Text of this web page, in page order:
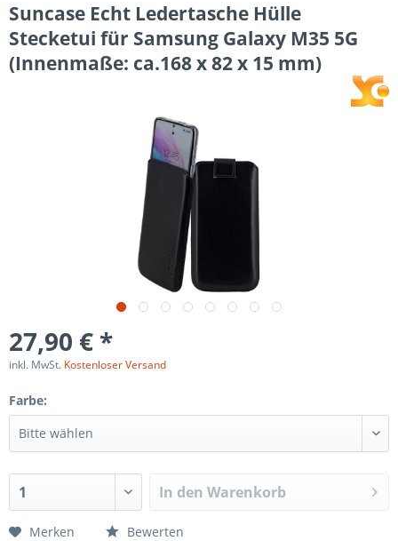
Suncase Echt Ledertasche Hülle
Stecketui für Samsung Galaxy M35 5G
(Innenmaße: ca.168 x 82 x 15 mm)
27,90 € *
inkl. MwSt. Kostenloser Versand
Farbe:
In den Warenkorb
Merken Bewerten